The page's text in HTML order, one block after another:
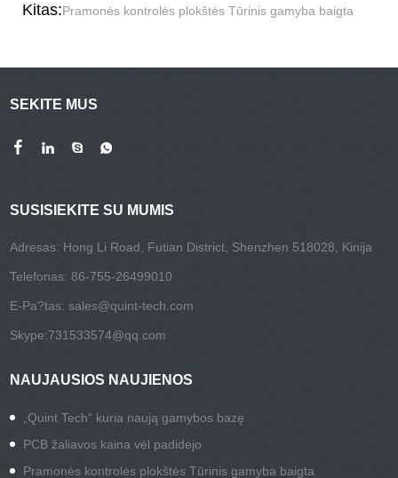
Kitas:Pramonės kontrolės plokštės Tūrinis gamyba baigta
SEKITE MUS
SUSISIEKITE SU MUMIS
Adresas: Hong Li Road, Futian District, Shenzhen 518028, Kinija
Telefonas: 86-755-26499010
E-Pa?tas:sales@quint-tech.com
Skype:731533574@qq.com
NAUJAUSIOS NAUJIENOS
„Quint Tech“ kuria naują gamybos bazę
PCB žaliavos kaina vėl padidėjo
Pramonės kontrolės plokštės Tūrinis gamyba baigta